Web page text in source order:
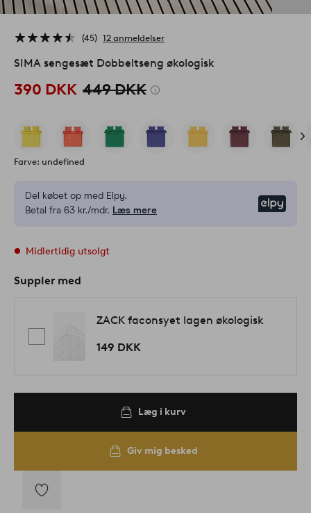
45 12 anmeldelser
SIMA sengesæt Dobbeltseng økologisk
390 DKK 449 DKK
Farve: undefined
Del købet op med Elpy.
Betal fra 63 kr./mdr. Læs mere
Midlertidig utsolgt
Suppler med
ZACK faconsyet lagen økologisk
149 DKK
Læg i kurv
Giv mig besked